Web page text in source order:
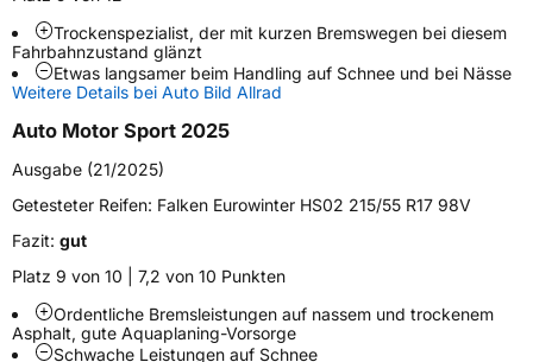
Weitere Eigenschaften
SchlauchtypTL
Zustand Neureifen
M+SJa
Verstärkt
EU Label
Trockenspezialist, der mit kurzen Bremswegen bei diesem
Fahrbahnzustand glänzt
Etwas langsamer beim Handling auf Schnee und bei Nässe
Weitere Details bei Auto Bild Allrad
Auto Motor Sport 2025
Ausgabe (21/2025)
Getesteter Reifen: Falken Eurowinter HS02 215/55 R17 98V
Fazit: gut
Platz 9 von 10 | 7,2 von 10 Punkten
Ordentliche Bremsleistungen auf nassem und trockenem
Asphalt, gute Aquaplaning-Vorsorge
Schwache Leistungen auf Schnee